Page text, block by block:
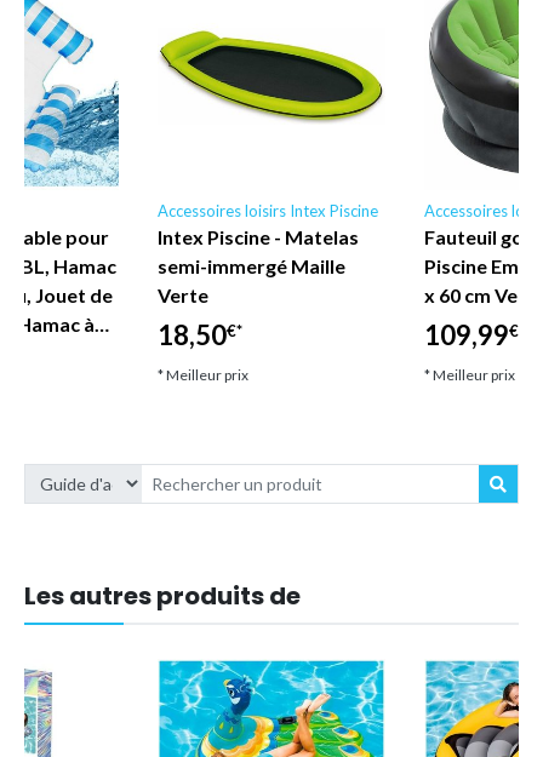
pour
Hamac
Jouet de
Hamac à…
Accessoires loisirs Intex Piscine
Intex Piscine - Matelas
semi-immergé Maille
Verte
18,50€*
* Meilleur prix
Accessoires
Fauteuil
Piscine
x 60 cm Vert
109,99€*
* Meilleur prix
Les autres produits de